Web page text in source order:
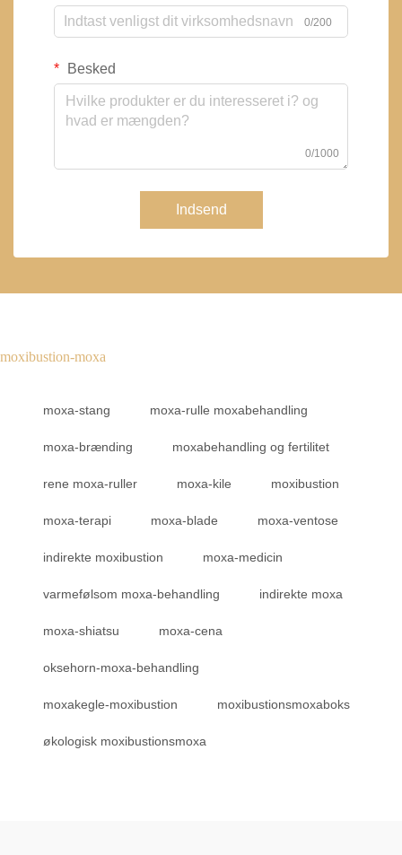
0/200
Besked
0/1000
Indsend
moxibustion-moxa
moxa-stang moxa-rulle moxabehandling
moxa-brænding moxabehandling og fertilitet
rene moxa-ruller moxa-kile moxibustion
moxa-terapi moxa-blade moxa-ventose
indirekte moxibustion moxa-medicin
varmefølsom moxa-behandling indirekte moxa
moxa-shiatsu moxa-cena
oksehorn-moxa-behandling
moxakegle-moxibustion moxibustionsmoxaboks
økologisk moxibustionsmoxa